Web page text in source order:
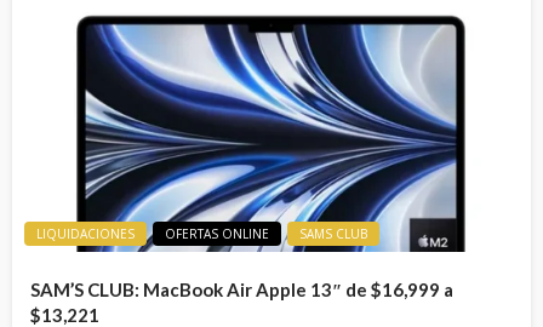
LIQUIDACIONES OFERTAS ONLINE SAMS CLUB
SAM’S CLUB: MacBook Air Apple 13″ de $16,999 a
$13,221